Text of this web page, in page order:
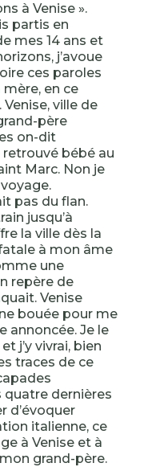
à Venise ».
partis en
mes 14 ans et
j’avoue
ces paroles
en ce
Venise, ville de
père
on-dit
bébé au
Marc. Non je
pas du flan.
jusqu’à
la ville dès la
à mon âme
une
repère de
Venise
bouée pour me
annoncée. Je le
j’y vivrai, bien
traces de ce
quatre dernières
d’évoquer
italienne, ce
à Venise et à
grand-père.